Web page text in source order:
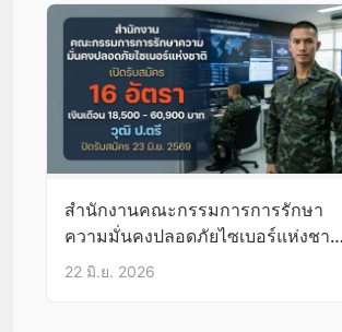
สำนักงานคณะกรรมการการรักษา
ความมั่นคงปลอดภัยไซเบอร์แห่งชาติ
เปิดรับสมัคร 16 อัตรา
22 มิ.ย. 2026